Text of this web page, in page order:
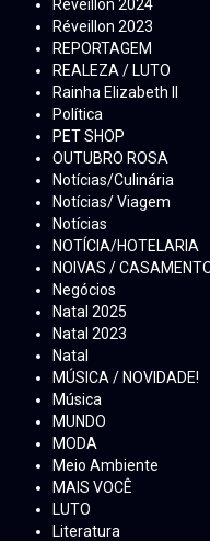
Réveillon 2024
Réveillon 2023
REPORTAGEM
REALEZA / LUTO
Rainha Elizabeth ll
Política
PET SHOP
OUTUBRO ROSA
Notícias/Culinária
Notícias/ Viagem
Notícias
NOTÍCIA/HOTELARIA
NOIVAS /
Negócios
Natal 2025
Natal 2023
Natal
MÚSICA / NOVIDADE!
Música
MUNDO
MODA
Meio Ambiente
MAIS VOCÊ
LUTO
Literatura